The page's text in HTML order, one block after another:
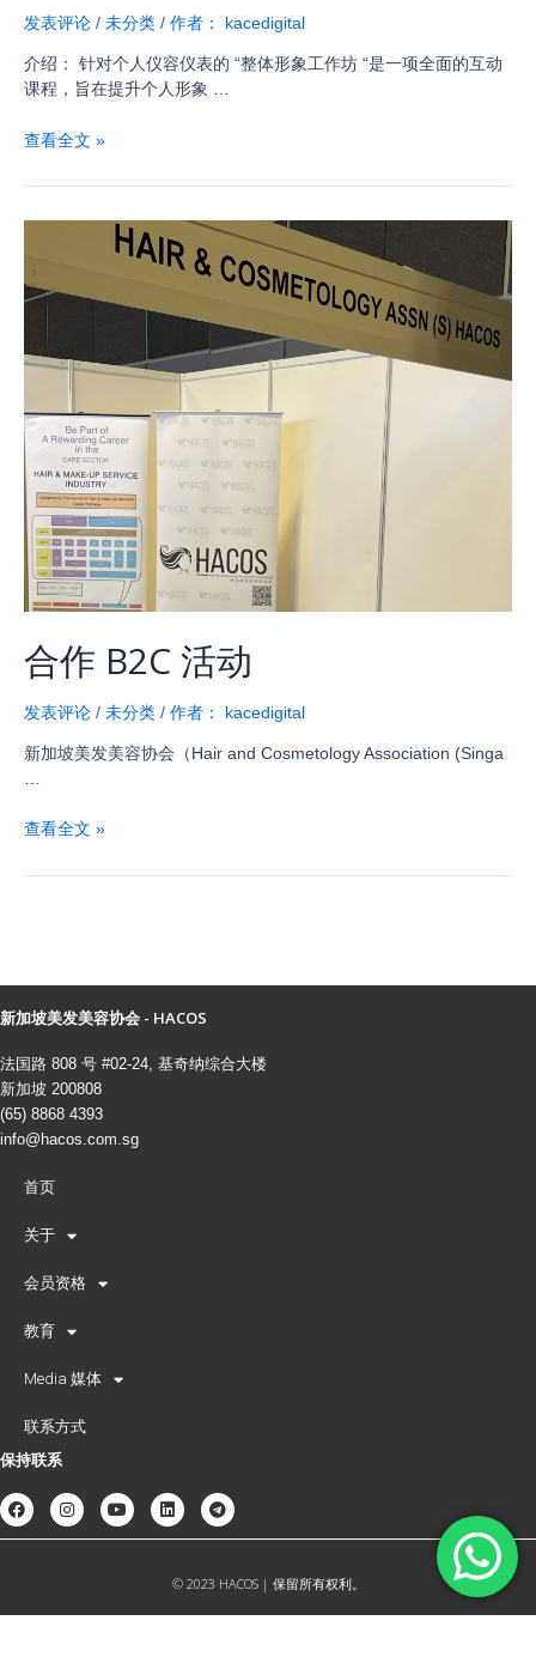
发表评论 / 未分类 / 作者： kacedigital
介绍： 针对个人仪容仪表的 “整体形象工作坊 “是一项全面的互动
课程，旨在提升个人形象 …
查看全文 »
合作 B2C 活动
发表评论 / 未分类 / 作者： kacedigital
新加坡美发美容协会（Hair and Cosmetology Association (Singa
查看全文 »
新加坡美发美容协会 - HACOS
法国路 808 号 #02-24, 基奇纳综合大楼
新加坡 200808
(65) 8868 4393
info@hacos.com.sg
首页
关于
会员资格
教育
Media 媒体
联系方式
保持联系
© 2023 HACOS | 保留所有权利。